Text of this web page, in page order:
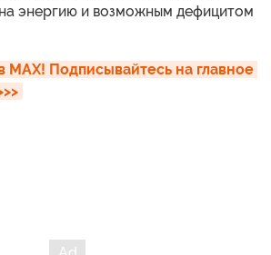
энергию и возможным дефицитом
Подписывайтесь на главное